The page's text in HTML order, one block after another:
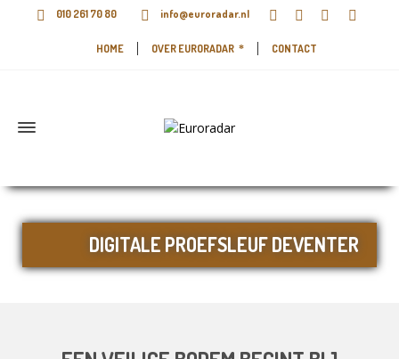
010 261 70 80 info@euroradar.nl
HOME OVER EURORADAR CONTACT
DIGITALE PROEFSLEUF DEVENTER